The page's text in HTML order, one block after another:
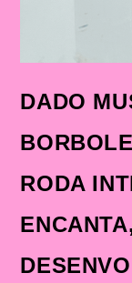
DADO
RODA